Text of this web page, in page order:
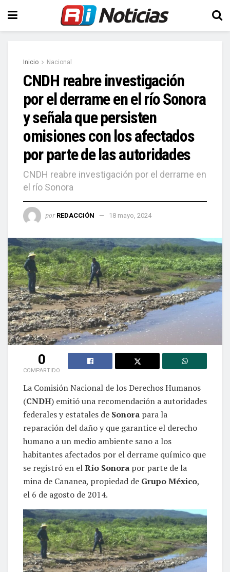
Inicio Nacional
CNDH reabre investigación
por el derrame en el río Sonora
y señala que persisten
omisiones con los afectados
por parte de las autoridades
CNDH reabre investigación por el derrame en
el río Sonora
por REDACCIÓN 18 mayo, 2024
0
COMPARTIDO
La Comisión Nacional de los Derechos Humanos
(CNDH) emitió una recomendación a autoridades
federales y estatales de Sonora para la
reparación del daño y que garantice el derecho
humano a un medio ambiente sano a los
habitantes afectados por el derrame químico que
se registró en elRío Sonora por parte de la
mina de Cananea, propiedad de Grupo México,
el 6 de agosto de 2014.